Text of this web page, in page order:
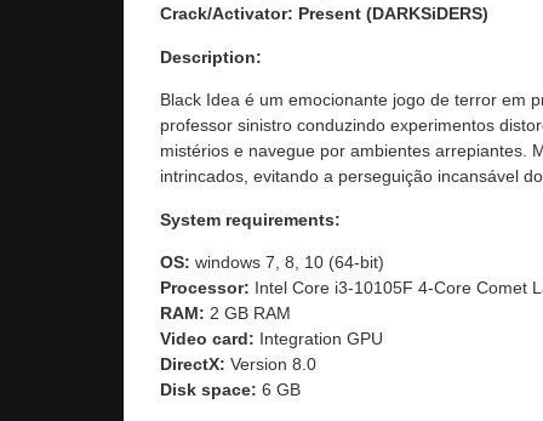
Crack/Activator: Present (DARKSiDERS)
Description:
Black Idea é um emocionante jogo de terror em
professor sinistro conduzindo experimentos
mistérios e navegue por ambientes arrepiantes.
intrincados, evitando a perseguição incansável
System requirements:
OS: windows 7, 8, 10 (64-bit)
Processor: Intel Core i3-10105F 4-Core Comet
RAM: 2 GB RAM
Video card: Integration GPU
DirectX: Version 8.0
Disk space: 6 GB